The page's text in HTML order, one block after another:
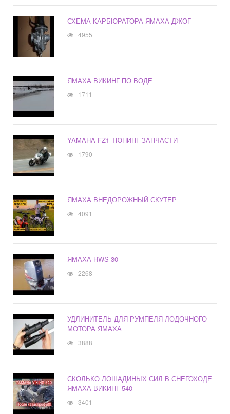
СХЕМА КАРБЮРАТОРА ЯМАХА ДЖОГ
4955
ЯМАХА ВИКИНГ ПО ВОДЕ
1711
YAMAHA FZ1 ТЮНИНГ ЗАПЧАСТИ
1790
ЯМАХА ВНЕДОРОЖНЫЙ СКУТЕР
4091
ЯМАХА HWS 30
2268
УДЛИНИТЕЛЬ ДЛЯ РУМПЕЛЯ ЛОДОЧНОГО
МОТОРА ЯМАХА
3888
СКОЛЬКО ЛОШАДИНЫХ СИЛ В СНЕГОХОДЕ
ЯМАХА ВИКИНГ 540
3401